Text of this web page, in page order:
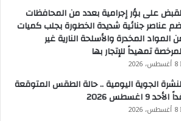
على بؤر إجرامية بعدد من المحافظات
عناصر جنائية شديدة الخطورة بجلب كميات
المواد المخدرة والأسلحة النارية غير
تمهيداً للإتجار بها
8 أغسطس، 2026
الجوية اليومية .. حالة الطقس المتوقعة
9 اغسطس 2026
8 أغسطس، 2026